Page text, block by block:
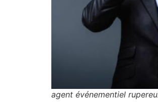
agent événementiel